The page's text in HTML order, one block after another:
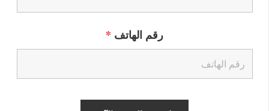
رقم الهاتف *